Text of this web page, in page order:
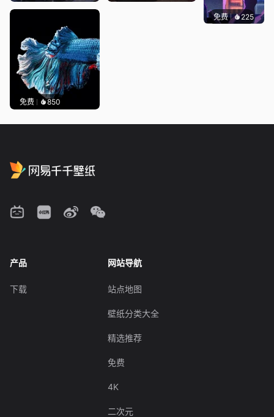
免费 850
免费 225鲨鲨啊
产品
下载
网站导航
站点地图
壁纸分类大全
精选推荐
免费
4K
二次元